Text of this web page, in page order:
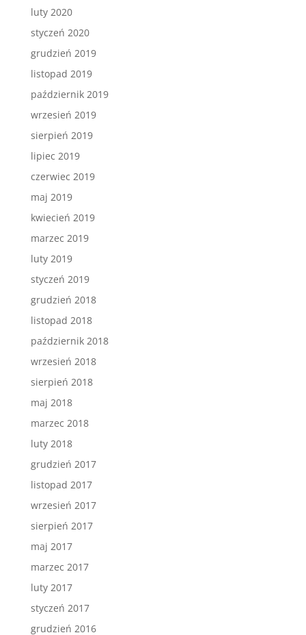
luty 2020
styczeń 2020
grudzień 2019
listopad 2019
październik 2019
wrzesień 2019
sierpień 2019
lipiec 2019
czerwiec 2019
maj 2019
kwiecień 2019
marzec 2019
luty 2019
styczeń 2019
grudzień 2018
listopad 2018
październik 2018
wrzesień 2018
sierpień 2018
maj 2018
marzec 2018
luty 2018
grudzień 2017
listopad 2017
wrzesień 2017
sierpień 2017
maj 2017
marzec 2017
luty 2017
styczeń 2017
grudzień 2016